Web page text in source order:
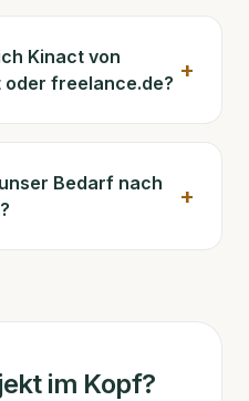
Kinact von
freelance.de? +
Bedarf nach
+
im Kopf?